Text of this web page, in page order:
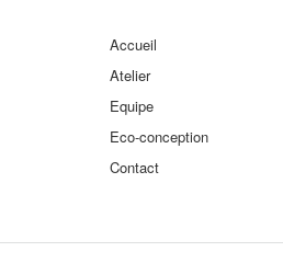
Accueil
Atelier
Equipe
Eco-conception
Contact